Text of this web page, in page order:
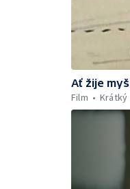
Ať žije myš
Film
Krátký